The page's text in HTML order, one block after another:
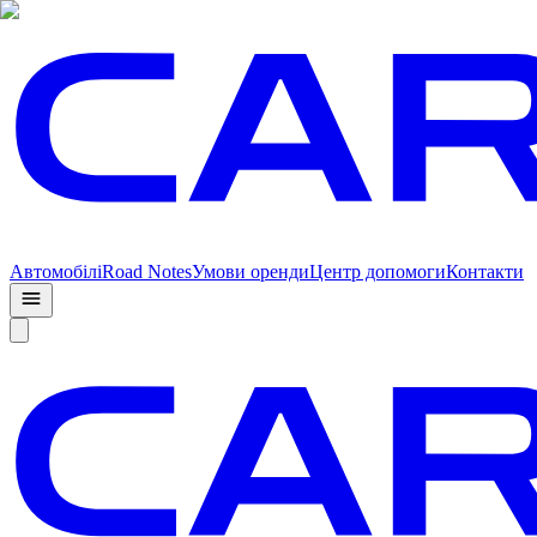
АвтомобіліRoad NotesУмови орендиЦентр допомогиКонтакти